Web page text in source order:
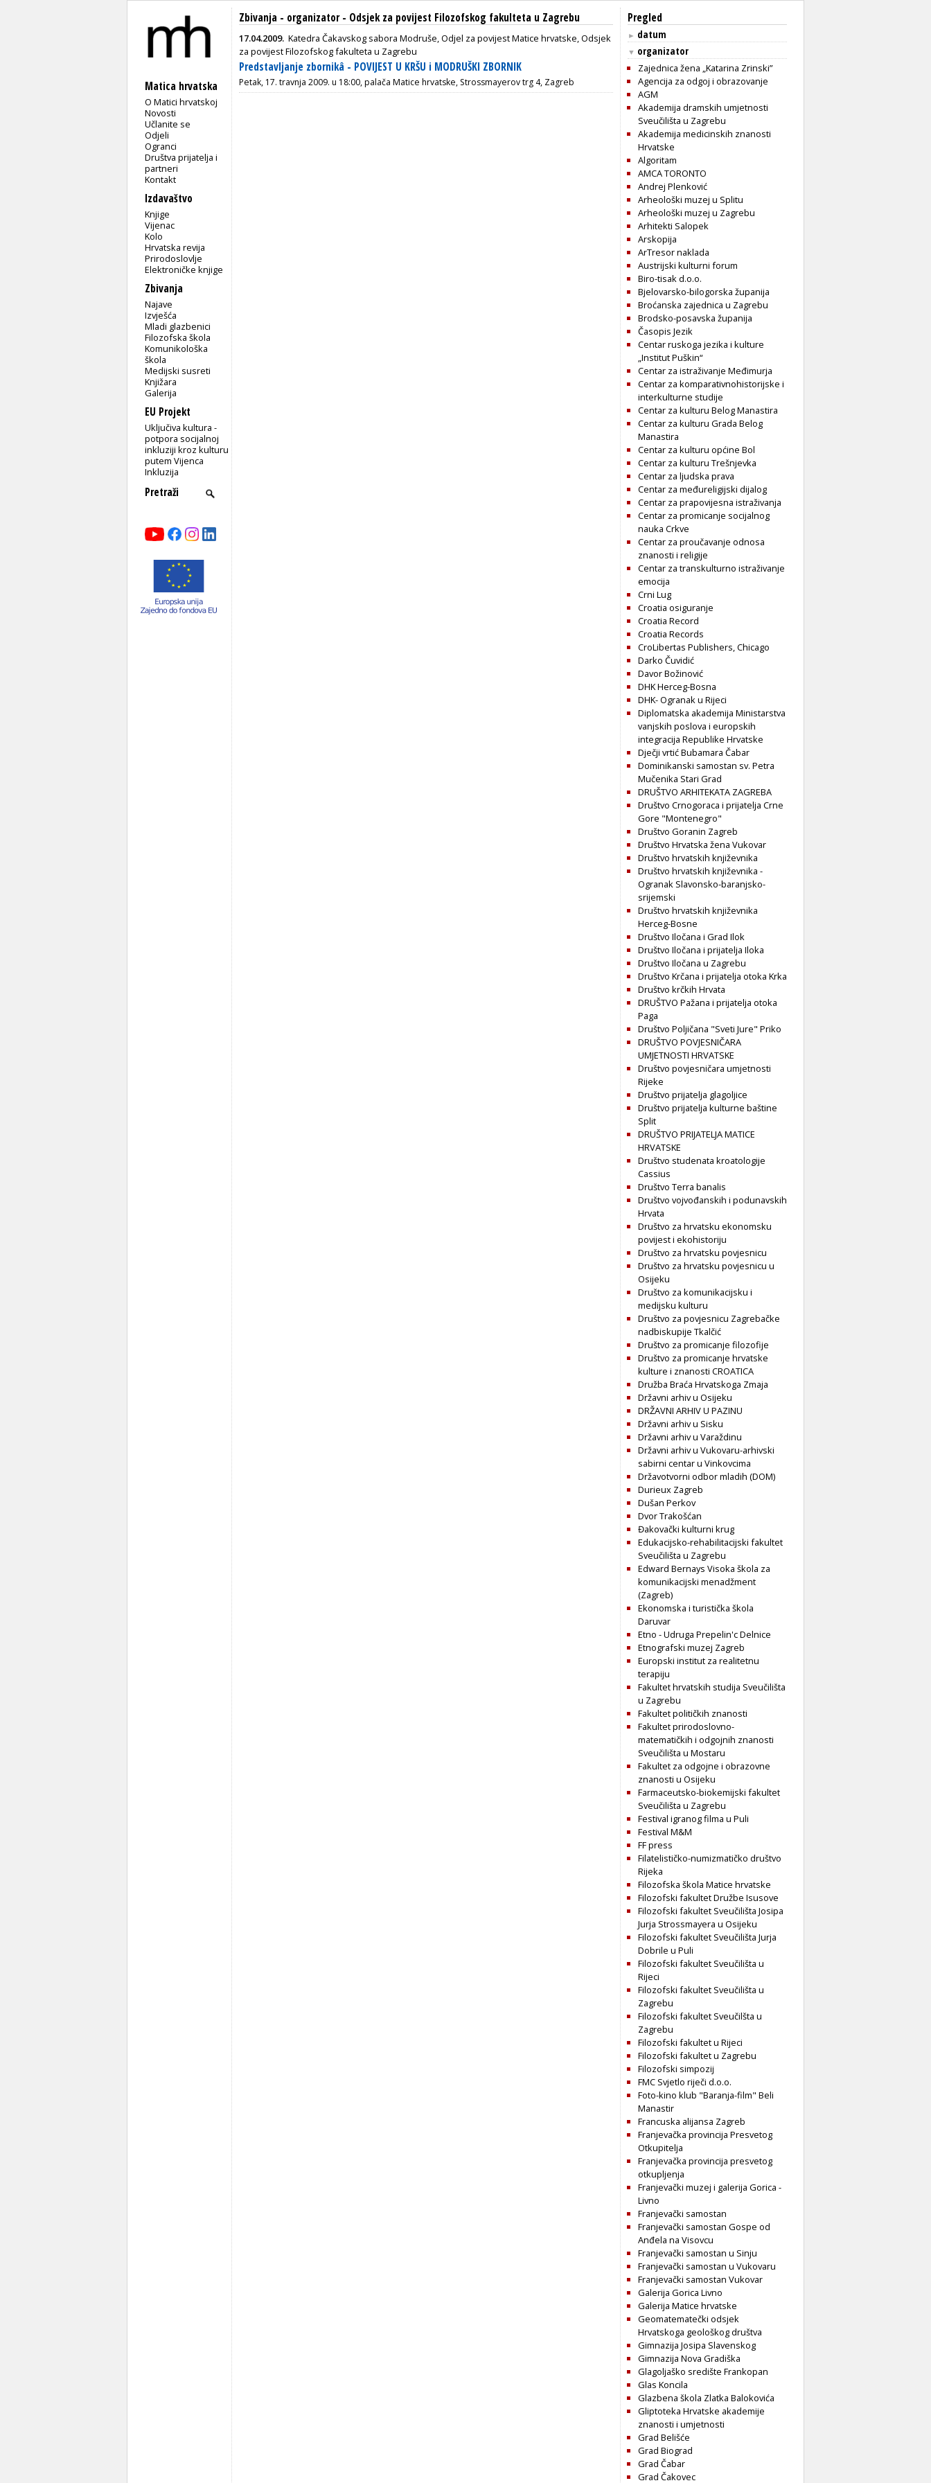
Matica hrvatska
O Matici hrvatskoj
Novosti
Učlanite se
Odjeli
Ogranci
Društva prijatelja i
partneri
Kontakt
Izdavaštvo
Knjige
Vijenac
Kolo
Hrvatska revija
Prirodoslovlje
Elektroničke knjige
Zbivanja
Najave
Izvješća
Mladi glazbenici
Filozofska škola
Komunikološka
škola
Medijski susreti
Knjižara
Galerija
EU Projekt
Uključiva kultura -
potpora socijalnoj
inkluziji kroz kulturu
putem Vijenca
Inkluzija
Zbivanja - organizator - Odsjek za povijest Filozofskog fakulteta u Zagrebu
17.04.2009. Katedra Čakavskog sabora Modruše, Odjel za povijest Matice hrvatske, Odsjek
za povijest Filozofskog fakulteta u Zagrebu
Predstavljanje zbornikâ - POVIJEST U KRŠU i MODRUŠKI ZBORNIK
Petak, 17. travnja 2009. u 18:00, palača Matice hrvatske, Strossmayerov trg 4, Zagreb
Pregled
► datum
▼ organizator
Zajednica žena „Katarina Zrinski”
Agencija za odgoj i obrazovanje
AGM
Akademija dramskih umjetnosti
Sveučilišta u Zagrebu
Akademija medicinskih znanosti
Hrvatske
Algoritam
AMCA TORONTO
Andrej Plenković
Arheološki muzej u Splitu
Arheološki muzej u Zagrebu
Arhitekti Salopek
Arskopija
ArTresor naklada
Austrijski kulturni forum
Biro-tisak d.o.o.
Bjelovarsko-bilogorska županija
Broćanska zajednica u Zagrebu
Brodsko-posavska županija
Časopis Jezik
Centar ruskoga jezika i kulture
„Institut Puškin“
Centar za istraživanje Međimurja
Centar za komparativnohistorijske i
interkulturne studije
Centar za kulturu Belog Manastira
Centar za kulturu Grada Belog
Manastira
Centar za kulturu općine Bol
Centar za kulturu Trešnjevka
Centar za ljudska prava
Centar za međureligijski dijalog
Centar za prapovijesna istraživanja
Centar za promicanje socijalnog
nauka Crkve
Centar za proučavanje odnosa
znanosti i religije
Centar za transkulturno istraživanje
emocija
Crni Lug
Croatia osiguranje
Croatia Record
Croatia Records
CroLibertas Publishers, Chicago
Darko Čuvidić
Davor Božinović
DHK Herceg-Bosna
DHK- Ogranak u Rijeci
Diplomatska akademija Ministarstva
vanjskih poslova i europskih
integracija Republike Hrvatske
Dječji vrtić Bubamara Čabar
Dominikanski samostan sv. Petra
Mučenika Stari Grad
DRUŠTVO ARHITEKATA ZAGREBA
Društvo Crnogoraca i prijatelja Crne
Gore "Montenegro"
Društvo Goranin Zagreb
Društvo Hrvatska žena Vukovar
Društvo hrvatskih književnika
Društvo hrvatskih književnika -
Ogranak Slavonsko-baranjsko-
srijemski
Društvo hrvatskih književnika
Herceg-Bosne
Društvo Iločana i Grad Ilok
Društvo Iločana i prijatelja Iloka
Društvo Iločana u Zagrebu
Društvo Krčana i prijatelja otoka Krka
Društvo krčkih Hrvata
DRUŠTVO Pažana i prijatelja otoka
Paga
Društvo Poljičana "Sveti Jure" Priko
DRUŠTVO POVJESNIČARA
UMJETNOSTI HRVATSKE
Društvo povjesničara umjetnosti
Rijeke
Društvo prijatelja glagoljice
Društvo prijatelja kulturne baštine
Split
DRUŠTVO PRIJATELJA MATICE
HRVATSKE
Društvo studenata kroatologije
Cassius
Društvo Terra banalis
Društvo vojvođanskih i podunavskih
Hrvata
Društvo za hrvatsku ekonomsku
povijest i ekohistoriju
Društvo za hrvatsku povjesnicu
Društvo za hrvatsku povjesnicu u
Osijeku
Društvo za komunikacijsku i
medijsku kulturu
Društvo za povjesnicu Zagrebačke
nadbiskupije Tkalčić
Društvo za promicanje filozofije
Društvo za promicanje hrvatske
kulture i znanosti CROATICA
Družba Braća Hrvatskoga Zmaja
Državni arhiv u Osijeku
DRŽAVNI ARHIV U PAZINU
Državni arhiv u Sisku
Državni arhiv u Varaždinu
Državni arhiv u Vukovaru-arhivski
sabirni centar u Vinkovcima
Državotvorni odbor mladih (DOM)
Durieux Zagreb
Dušan Perkov
Dvor Trakošćan
Đakovački kulturni krug
Edukacijsko-rehabilitacijski fakultet
Sveučilišta u Zagrebu
Edward Bernays Visoka škola za
komunikacijski menadžment
(Zagreb)
Ekonomska i turistička škola
Daruvar
Etno - Udruga Prepelin'c Delnice
Etnografski muzej Zagreb
Europski institut za realitetnu
terapiju
Fakultet hrvatskih studija Sveučilišta
u Zagrebu
Fakultet političkih znanosti
Fakultet prirodoslovno-
matematičkih i odgojnih znanosti
Sveučilišta u Mostaru
Fakultet za odgojne i obrazovne
znanosti u Osijeku
Farmaceutsko-biokemijski fakultet
Sveučilišta u Zagrebu
Festival igranog filma u Puli
Festival M&M
FF press
Filatelističko-numizmatičko društvo
Rijeka
Filozofska škola Matice hrvatske
Filozofski fakultet Družbe Isusove
Filozofski fakultet Sveučilišta Josipa
Jurja Strossmayera u Osijeku
Filozofski fakultet Sveučilišta Jurja
Dobrile u Puli
Filozofski fakultet Sveučilišta u
Rijeci
Filozofski fakultet Sveučilišta u
Zagrebu
Filozofski fakultet Sveučilšta u
Zagrebu
Filozofski fakultet u Rijeci
Filozofski fakultet u Zagrebu
Filozofski simpozij
FMC Svjetlo riječi d.o.o.
Foto-kino klub "Baranja-film" Beli
Manastir
Francuska alijansa Zagreb
Franjevačka provincija Presvetog
Otkupitelja
Franjevačka provincija presvetog
otkupljenja
Franjevački muzej i galerija Gorica -
Livno
Franjevački samostan
Franjevački samostan Gospe od
Anđela na Visovcu
Franjevački samostan u Sinju
Franjevački samostan u Vukovaru
Franjevački samostan Vukovar
Galerija Gorica Livno
Galerija Matice hrvatske
Geomatematečki odsjek
Hrvatskoga geološkog društva
Gimnazija Josipa Slavenskog
Gimnazija Nova Gradiška
Glagoljaško središte Frankopan
Glas Koncila
Glazbena škola Zlatka Balokovića
Gliptoteka Hrvatske akademije
znanosti i umjetnosti
Grad Belišće
Grad Biograd
Grad Čabar
Grad Čakovec